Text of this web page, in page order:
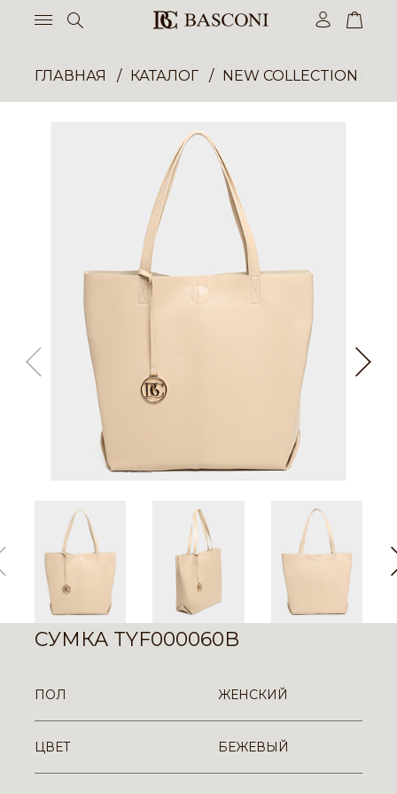
ГЛАВНАЯ КАТАЛОГ NEW COLLECTION
СУМКА TYF000060B
ПОЛ ЖЕНСКИЙ
ЦВЕТ БЕЖЕВЫЙ